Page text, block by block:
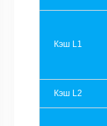
Кэш L1
Кэш L2